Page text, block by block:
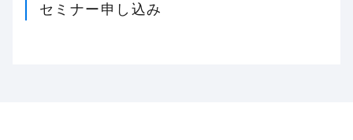
セミナー申し込み